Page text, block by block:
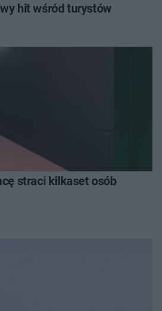
hit wśród turystów
straci kilkaset osób